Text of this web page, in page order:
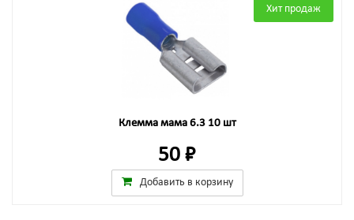
Хит продаж
Клемма мама 6.3 10 шт
50 ₽
Добавить в корзину